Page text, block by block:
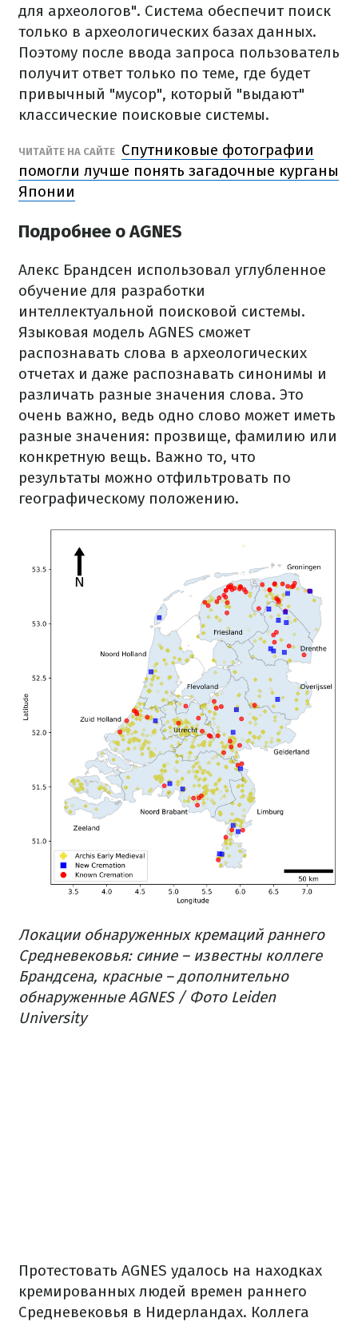
для археологов". Система обеспечит поиск
только в археологических базах данных.
Поэтому после ввода запроса пользователь
получит ответ только по теме, где будет
привычный "мусор", который "выдают"
классические поисковые системы.
ЧИТАЙТЕ НА САЙТЕ Спутниковые фотографии
помогли лучше понять загадочные курганы
Японии
Подробнее о AGNES
Алекс Брандсен использовал углубленное
обучение для разработки
интеллектуальной поисковой системы.
Языковая модель AGNES сможет
распознавать слова в археологических
отчетах и ​​даже распознавать синонимы и
различать разные значения слова. Это
очень важно, ведь одно слово может иметь
разные значения: прозвище, фамилию или
конкретную вещь. Важно то, что
результаты можно отфильтровать по
географическому положению.
Локации обнаруженных кремаций раннего
Средневековья: синие – известны коллеге
Брандсена, красные – дополнительно
обнаруженные AGNES / Фото Leiden
University
Протестовать AGNES удалось на находках
кремированных людей времен раннего
Средневековья в Нидерландах. Коллега